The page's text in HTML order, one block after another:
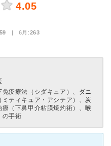
4.05
| 6月:263
免疫療法（シダキュア）、ダニ
ティキュア・アシテア）、炭
（下鼻甲介粘膜焼灼術）、喉
の手術